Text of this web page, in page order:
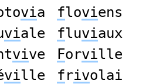
via floviens
viale fluviaux
vive Forville
ville frivolai